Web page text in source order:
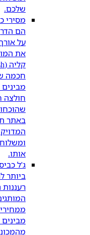
שלכם.
מסירי
הם
על
את
חכמה
חולצה
באתר
אותו.
ג'ל
ביותר